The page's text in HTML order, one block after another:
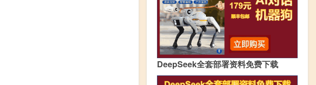
DeepSeek全套部署资料免费下载